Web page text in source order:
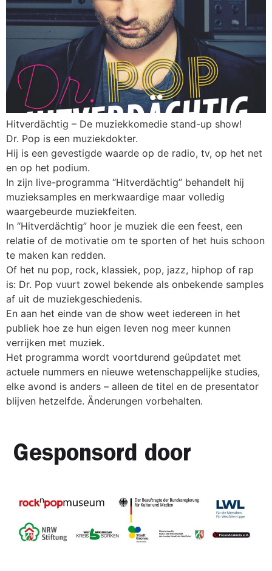
Hitverdächtig – De muziekkomedie stand-up show!
Dr. Pop is een muziekdokter.
Hij is een gevestigde waarde op de radio, tv, op het net
en op het podium.
In zijn live-programma “Hitverdächtig” behandelt hij
muzieksamples en merkwaardige maar volledig
waargebeurde muziekfeiten.
In “Hitverdächtig” hoor je muziek die een feest, een
relatie of de motivatie om te sporten of het huis schoon
te maken kan redden.
Of het nu pop, rock, klassiek, pop, jazz, hiphop of rap
is: Dr. Pop vuurt zowel bekende als onbekende samples
af uit de muziekgeschiedenis.
En aan het einde van de show weet iedereen in het
publiek hoe ze hun eigen leven nog meer kunnen
verrijken met muziek.
Het programma wordt voortdurend geüpdatet met
actuele nummers en nieuwe wetenschappelijke studies,
elke avond is anders – alleen de titel en de presentator
blijven hetzelfde. Änderungen vorbehalten.
Gesponsord door